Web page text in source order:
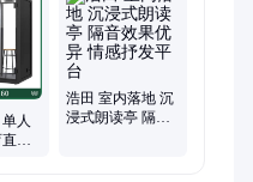
门禁、听书墙、自助借书
柜、档案管理系统、国产图
人
播
浩田 室内落地 沉
浸式朗读亭 隔音